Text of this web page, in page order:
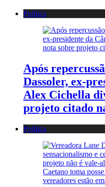
Política
Após
Dassoler, ex-
Alex Cichella
projeto citado
Política